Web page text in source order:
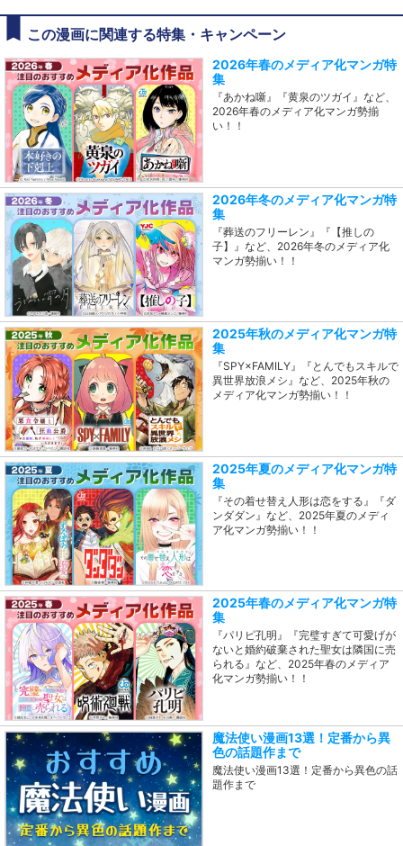
この漫画に関連する特集・キャンペーン
2026年春のメディア化マンガ特
集
『あかね噺』『黄泉のツガイ』など、
2026年春のメディア化マンガ勢揃
い！！
2026年冬のメディア化マンガ特
集
『葬送のフリーレン』『【推しの
子】』など、2026年冬のメディア化
マンガ勢揃い！！
2025年秋のメディア化マンガ特
集
『SPY×FAMILY』『とんでもスキルで
異世界放浪メシ』など、2025年秋の
メディア化マンガ勢揃い！！
2025年夏のメディア化マンガ特
集
『その着せ替え人形は恋をする』『ダ
ンダダン』など、2025年夏のメディ
ア化マンガ勢揃い！！
2025年春のメディア化マンガ特
集
『パリピ孔明』『完璧すぎて可愛げが
ないと婚約破棄された聖女は隣国に売
られる』など、2025年春のメディア
化マンガ勢揃い！！
魔法使い漫画13選！定番から異
色の話題作まで
魔法使い漫画13選！定番から異色の話
題作まで